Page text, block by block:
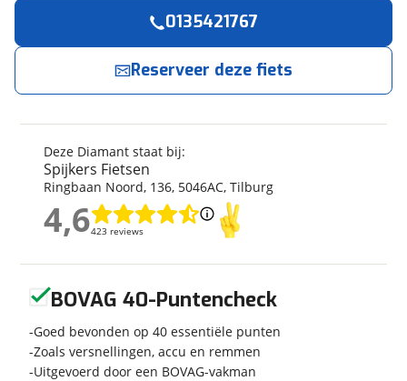
Diamant
Model
Suvea Style (600 Wh)
Frametype
Framehoogte
43 cm
Wielmaat
27 inch
Nieuw of occasion
Nieuw
Techniek
Transmissie
Naaf
Deze Diamant staat bij:
Spijkers Fietsen
Ringbaan Noord, 136, 5046AC, Tilburg
4,6423 reviews
4,6
0135421767
Reserveer deze fiets
nu!
Spijkers Fietsen neemt snel contact met je op.
Jouw contactgegevens
Naam
E-mailadres
Telefoonnummer (optioneel)
BOVAG 40-Puntencheck
Goed bevonden op 40 essentiële punten
Zoals versnellingen, accu en remmen
Uitgevoerd door een BOVAG-vakman